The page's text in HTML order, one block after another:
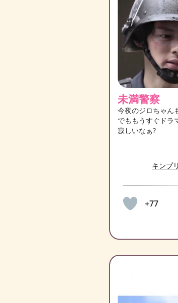
未満警察
今夜のジロちゃん
でももうすぐドラ
寂しいなぁ?
キンプ
+77